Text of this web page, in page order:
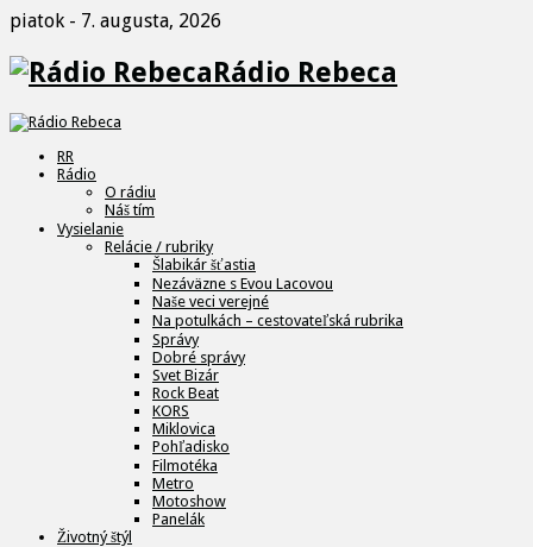
piatok - 7. augusta, 2026
Rádio Rebeca
RR
Rádio
O rádiu
Náš tím
Vysielanie
Relácie / rubriky
Šlabikár šťastia
Nezáväzne s Evou Lacovou
Naše veci verejné
Na potulkách – cestovateľská rubrika
Správy
Dobré správy
Svet Bizár
Rock Beat
KORS
Miklovica
Pohľadisko
Filmotéka
Metro
Motoshow
Panelák
Životný štýl